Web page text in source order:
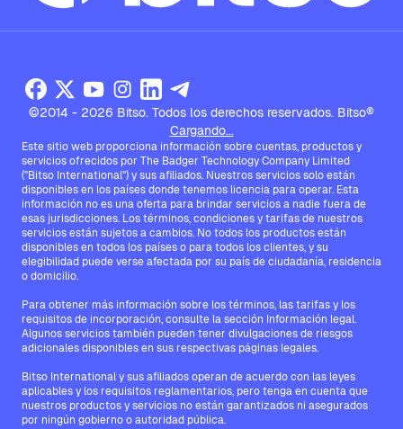
©2014 - 2026 Bitso. Todos los derechos reservados. Bitso®
Cargando...
Este sitio web proporciona información sobre cuentas, productos y
servicios ofrecidos por The Badger Technology Company Limited
("Bitso International") y sus afiliados. Nuestros servicios solo están
disponibles en los países donde tenemos licencia para operar. Esta
información no es una oferta para brindar servicios a nadie fuera de
esas jurisdicciones. Los términos, condiciones y tarifas de nuestros
servicios están sujetos a cambios. No todos los productos están
disponibles en todos los países o para todos los clientes, y su
elegibilidad puede verse afectada por su país de ciudadanía, residencia
o domicilio.
Para obtener más información sobre los términos, las tarifas y los
requisitos de incorporación, consulte la sección Información legal.
Algunos servicios también pueden tener divulgaciones de riesgos
adicionales disponibles en sus respectivas páginas legales.
Bitso International y sus afiliados operan de acuerdo con las leyes
aplicables y los requisitos reglamentarios, pero tenga en cuenta que
nuestros productos y servicios no están garantizados ni asegurados
por ningún gobierno o autoridad pública.